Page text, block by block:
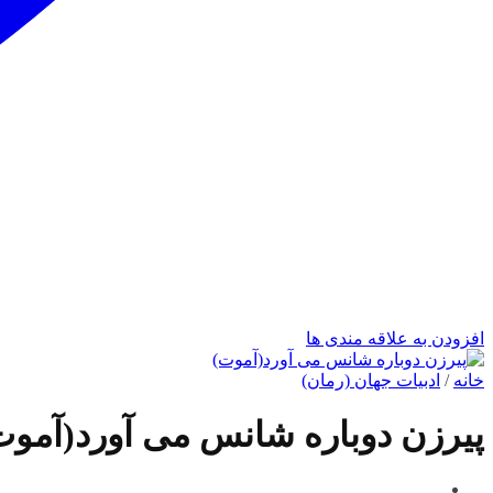
افزودن به علاقه مندی ها
خانه / ادبیات جهان (رمان)
پیرزن دوباره شانس می